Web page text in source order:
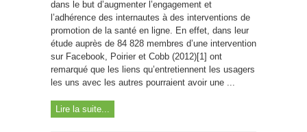
dans le but d’augmenter l’engagement et
l’adhérence des internautes à des interventions de
promotion de la santé en ligne. En effet, dans leur
étude auprès de 84 828 membres d’une intervention
sur Facebook, Poirier et Cobb (2012)[1] ont
remarqué que les liens qu’entretiennent les usagers
les uns avec les autres pourraient avoir une ...
Lire la suite...